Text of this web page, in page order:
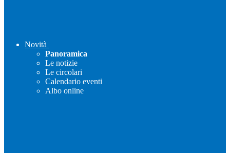
Novità
Panoramica
Le notizie
Le circolari
Calendario eventi
Albo online